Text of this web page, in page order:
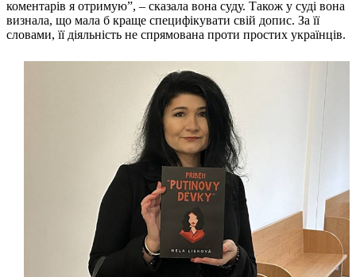
коментарів я отримую”, – сказала вона суду. Також у суді вона
визнала, що мала б краще специфікувати свій допис. За її
словами, її діяльність не спрямована проти простих українців.